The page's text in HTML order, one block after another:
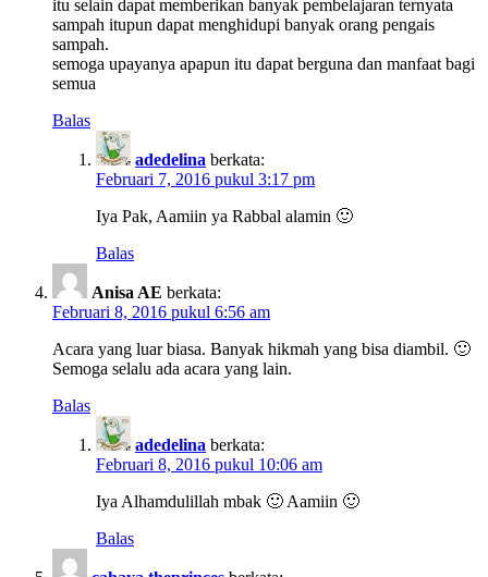
itu selain dapat memberikan banyak pembelajaran ternyata
sampah itupun dapat menghidupi banyak orang pengais
sampah.
semoga upayanya apapun itu dapat berguna dan manfaat bagi
semua
Balas
adedelina berkata:
Februari 7, 2016 pukul 3:17 pm
Iya Pak, Aamiin ya Rabbal alamin 🙂
Balas
Anisa AE berkata:
Februari 8, 2016 pukul 6:56 am
Acara yang luar biasa. Banyak hikmah yang bisa diambil. 🙂
Semoga selalu ada acara yang lain.
Balas
adedelina berkata:
Februari 8, 2016 pukul 10:06 am
Iya Alhamdulillah mbak 🙂 Aamiin 🙂
Balas